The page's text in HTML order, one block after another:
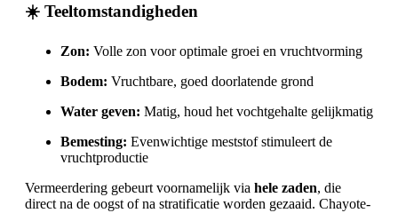
☀️ Teeltomstandigheden
Zon: Volle zon voor optimale groei en vruchtvorming
Bodem: Vruchtbare, goed doorlatende grond
Water geven: Matig, houd het vochtgehalte gelijkmatig
Bemesting: Evenwichtige meststof stimuleert de
vruchtproductie
Vermeerdering gebeurt voornamelijk via hele zaden, die
direct na de oogst of na stratificatie worden gezaaid. Chayote-